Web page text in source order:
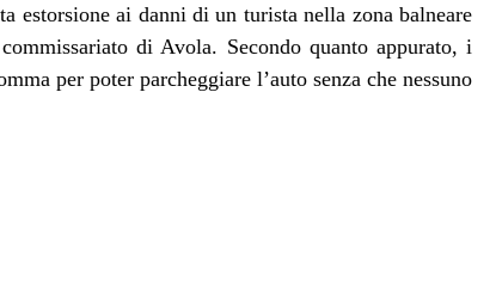
estorsione ai danni di un turista nella zona balneare
di Avola. Secondo quanto appurato, i
per poter parcheggiare l’auto senza che nessuno